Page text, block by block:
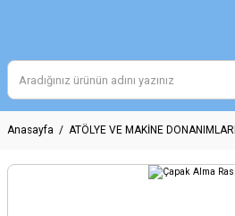
Anasayfa ATÖLYE VE MAKİNE DONANIMLARI